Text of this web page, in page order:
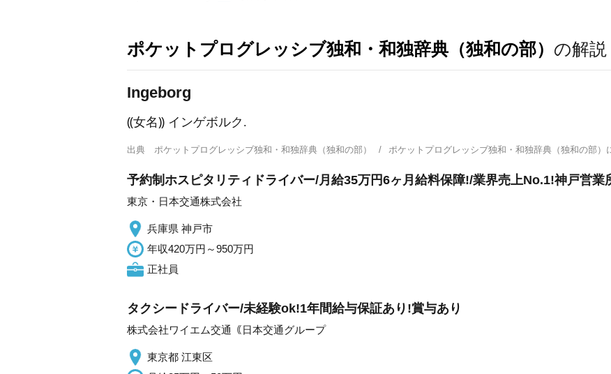
ポケットプログレッシブ独和・和独辞典（独和の部） の解説
Ingeborg
⸨女名⸩ インゲボルク.
出典 ポケットプログレッシブ独和・和独辞典（独和の部） ポケットプログレッシブ独和・和独辞典（独和の部
予約制ホスピタリティドライバー/月給35万円6ヶ月給料保障!/業界売上No.1!神戸営業
東京・日本交通株式会社
兵庫県 神戸市
年収420万円～950万円
正社員
タクシードライバー/未経験ok!1年間給与保証あり!賞与あり
株式会社ワイエム交通｟日本交通グループ
東京都 江東区